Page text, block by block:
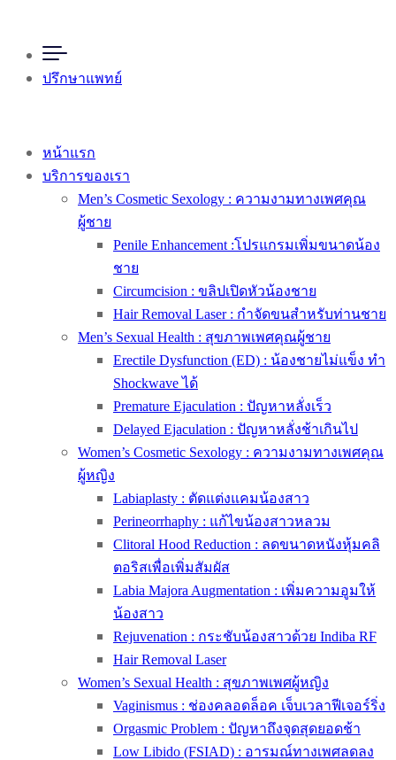
ปรึกษาแพทย์
หน้าแรก
บริการของเรา
Men’s Cosmetic Sexology : ความงามทางเพศคุณ
ผู้ชาย
Penile Enhancement :โปรแกรมเพิ่มขนาดน้อง
ชาย
Circumcision : ขลิปเปิดหัวน้องชาย
Hair Removal Laser : กำจัดขนสำหรับท่านชาย
Men’s Sexual Health : สุขภาพเพศคุณผู้ชาย
Erectile Dysfunction (ED) : น้องชายไม่แข็ง ทำ
Shockwave ได้
Premature Ejaculation : ปัญหาหลั่งเร็ว
Delayed Ejaculation : ปัญหาหลั่งช้าเกินไป
Women’s Cosmetic Sexology : ความงามทางเพศคุณ
ผู้หญิง
Labiaplasty : ตัดแต่งแคมน้องสาว
Perineorrhaphy : แก้ไขน้องสาวหลวม
Clitoral Hood Reduction : ลดขนาดหนังหุ้มคลิ
ตอริสเพื่อเพิ่มสัมผัส
Labia Majora Augmentation : เพิ่มความอูมให้
น้องสาว
Rejuvenation : กระชับน้องสาวด้วย Indiba RF
Hair Removal Laser
Women’s Sexual Health : สุขภาพเพศผู้หญิง
Vaginismus : ช่องคลอดล็อค เจ็บเวลาฟีเจอร์ริ่ง
Orgasmic Problem : ปัญหาถึงจุดสุดยอดช้า
Low Libido (FSIAD) : อารมณ์ทางเพศลดลง